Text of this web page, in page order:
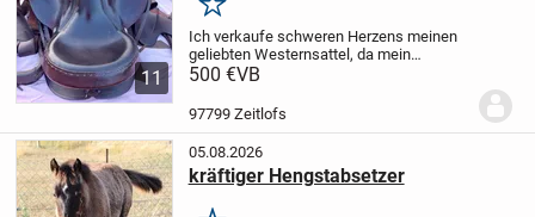
11
Merken
Ich verkaufe schweren Herzens meinen
geliebten Westernsattel, da mein
Haflinger inzwischen zu alt geworden ist
kann.Der Sattel ist maßangefertigt,
500 €VB
97799 Zeitlofs
05.08.2026
kräftiger Hengstabsetzer